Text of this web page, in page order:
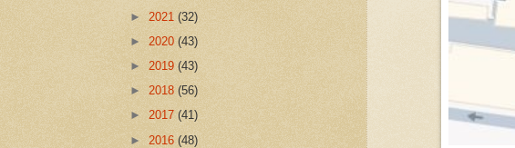
► 2021 (32)
► 2020 (43)
► 2019 (43)
► 2018 (56)
► 2017 (41)
► 2016 (48)